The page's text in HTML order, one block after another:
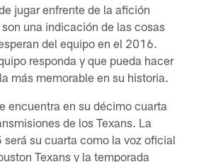
jugar enfrente de la afición
una indicación de las cosas
del equipo en el 2016.
responda y que pueda hacer
más memorable en su historia.
encuentra en su décimo cuarta
de los Texans. La
su cuarta como la voz oficial
Texans y la temporada